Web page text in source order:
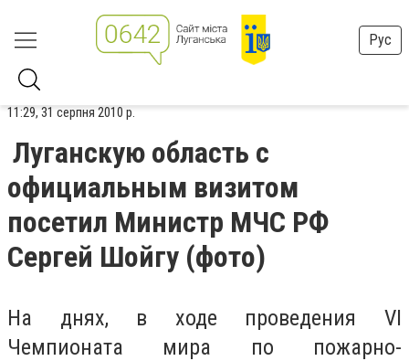
Рус
11:29, 31 серпня 2010 р.
Луганскую область с
официальным визитом
посетил Министр МЧС РФ
Сергей Шойгу (фото)
На днях, в ходе проведения VI
Чемпионата мира по пожарно-